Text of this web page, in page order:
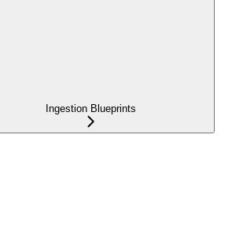
Ingestion Blueprints